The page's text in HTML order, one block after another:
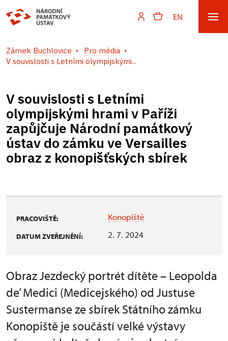
EN
Zámek Buchlovice
Pro média
V souvislosti s Letními olympijskými...
V souvislosti s Letními
olympijskými hrami v Paříži
zapůjčuje Národní památkový
ústav do zámku ve Versailles
obraz z konopišťských sbírek
PRACOVIŠTĚ: Konopiště
DATUM ZVEŘEJNĚNÍ: 2. 7. 2024
Obraz Jezdecký portrét dítěte – Leopolda
de’ Medici (Medicejského) od Justuse
Sustermanse ze sbírek Státního zámku
Konopiště je součástí velké výstavy